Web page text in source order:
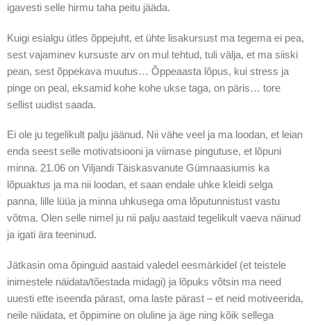
igavesti selle hirmu taha peitu jääda.
Kuigi esialgu ütles õppejuht, et ühte lisakursust ma tegema ei pea,
sest vajaminev kursuste arv on mul tehtud, tuli välja, et ma siiski
pean, sest õppekava muutus… Õppeaasta lõpus, kui stress ja
pinge on peal, eksamid kohe kohe ukse taga, on päris… tore
sellist uudist saada.
Ei ole ju tegelikult palju jäänud. Nii vähe veel ja ma loodan, et leian
enda seest selle motivatsiooni ja viimase pingutuse, et lõpuni
minna. 21.06 on Viljandi Täiskasvanute Gümnaasiumis ka
lõpuaktus ja ma nii loodan, et saan endale uhke kleidi selga
panna, lille lüüa ja minna uhkusega oma lõputunnistust vastu
võtma. Olen selle nimel ju nii palju aastaid tegelikult vaeva näinud
ja igati ära teeninud.
Jätkasin oma õpinguid aastaid valedel eesmärkidel (et teistele
inimestele näidata/tõestada midagi) ja lõpuks võtsin ma need
uuesti ette iseenda pärast, oma laste pärast – et neid motiveerida,
neile näidata, et õppimine on oluline ja äge ning kõik sellega